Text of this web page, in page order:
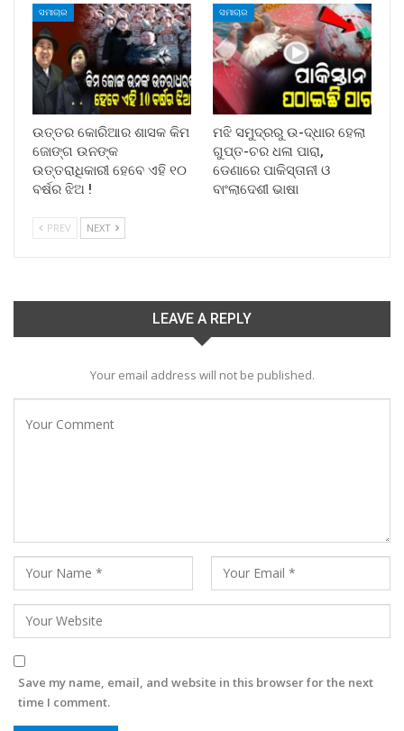
ସମାଚାର
ଉତ୍ତର କୋରିଆର ଶାସକ କିମ
ଜୋଙ୍ଗ ଉନଙ୍କ
ଉତ୍ତରାଧିକାରୀ ହେବେ ଏହି ୧୦
ବର୍ଷର ଝିଅ !
ସମାଚାର
ମଝି ସମୁଦ୍ରରୁ ଉ-ଦ୍ଧାର ହେଲା
ଗୁପ୍ତ-ଚର ଧଳା ପାରା,
ଡେଣାରେ ପାକିସ୍ତାନୀ ଓ
ବାଂଲାଦେଶୀ ଭାଷା
PREV NEXT
LEAVE A REPLY
Your email address will not be published.
Save my name, email, and website in this browser for the next
time I comment.